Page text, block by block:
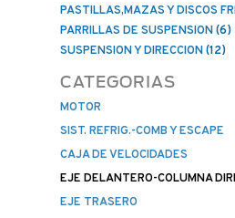
PASTILLAS,MAZAS Y DISCOS
PARRILLAS DE SUSPENSION(6)
SUSPENSION Y DIRECCION(12)
CATEGORIAS
MOTOR
SIST. REFRIG.-COMB Y ESCAPE
CAJA DE VELOCIDADES
EJE DELANTERO-COLUMNA
EJE TRASERO